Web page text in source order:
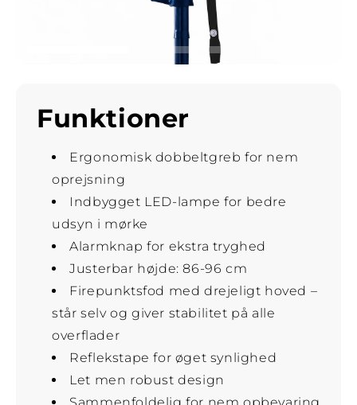
Funktioner
Ergonomisk dobbeltgreb for nem
oprejsning
Indbygget LED-lampe for bedre
udsyn i mørke
Alarmknap for ekstra tryghed
Justerbar højde: 86-96 cm
Firepunktsfod med drejeligt hoved –
står selv og giver stabilitet på alle
overflader
Reflekstape for øget synlighed
Let men robust design